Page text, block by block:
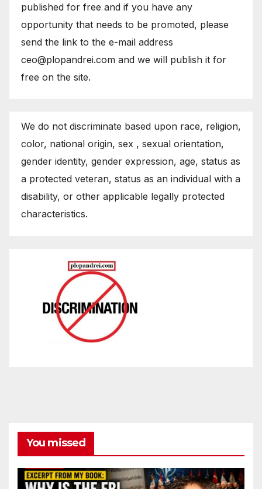
published for free and if you have any
opportunity that needs to be promoted, please
send the link to the e-mail address
ceo@plopandrei.com and we will publish it for
free on the site.
We do not discriminate based upon race, religion,
color, national origin, sex , sexual orientation,
gender identity, gender expression, age, status as
a protected veteran, status as an individual with a
disability, or other applicable legally protected
characteristics.
You missed